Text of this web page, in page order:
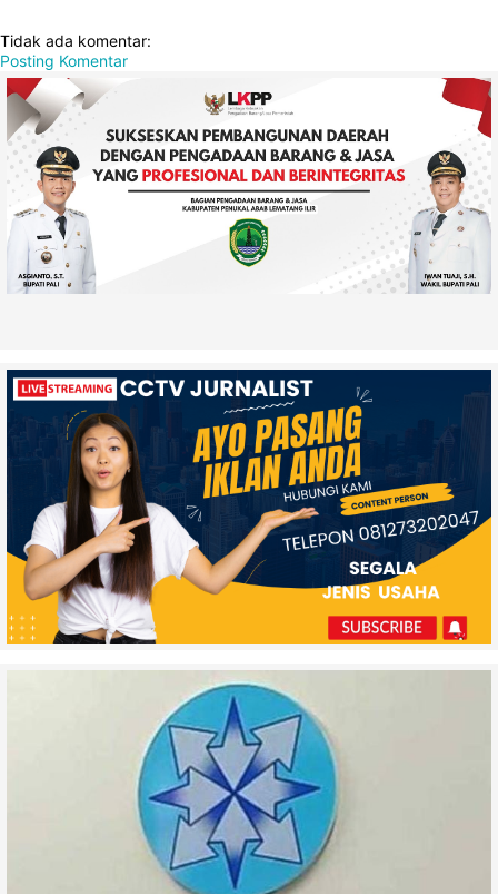
Tidak ada komentar:
Posting Komentar